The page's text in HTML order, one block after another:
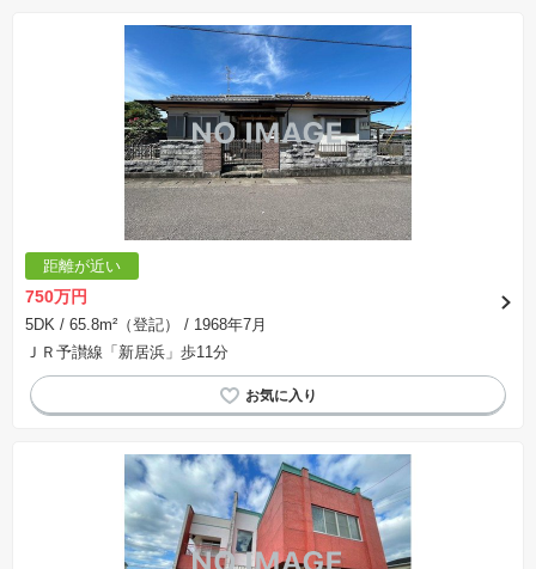
※建築条件土地の情報内に掲載されている、建物プラン例は、土地購入者の設計プランの参考
の一例であって、プランの採用可否は任意です。
※土地（建築条件なし）で「建物プラン例」が表記してある時、そのプラン例は特定の建築請
負会社によるもので、当該建築請負会社以外で建てた場合、同様のものが同価格で建てられる
とは限りません。また建築請負会社を特定するものではありません。
※建築条件付き土地とは、その土地に建築する建物の建築請負契約が、一定期間内に成立する
ことを条件として売買される土地のことをいいます。建築請負契約成立に向けて設計プランを
協議するため、土地購入者が自己の希望する建物の設計協議をするために必要な相当の期間の
交渉期間が設定され、その期間内で希望を満たすプランが実現できたかどうかにより結論を出
します。なお、この期間は概ね3ヶ月程度とされています。納得のいくプランが出来ず、建築請
負契約が成立しない場合、土地売買契約は白紙に戻り、土地契約にかかった代金（土地代金、
手付金など）は名目のいかんに関わらず、全て返却されます。
※課税対象物件の「価格」や「費用等」は消費税込みの「総額表示」で統一しています。
※「本体価格」とは、課税対象物件においては「消費税を除いた建物価格」と「土地価格」の
合計額を指します。
表示されておりません。
※取引にかかる費用：物件の契約手続き、決済、引き渡し時にかかる費用を表示しています。
不動産会社によって表記有無が異なるため、ご自身で十分な確認をしていただくようにお願い
いたします。
場合があります。
距離が近い
750万円
5DK / 65.8m²（登記）
/ 1968年7月
ＪＲ予讃線「新居浜」歩11分